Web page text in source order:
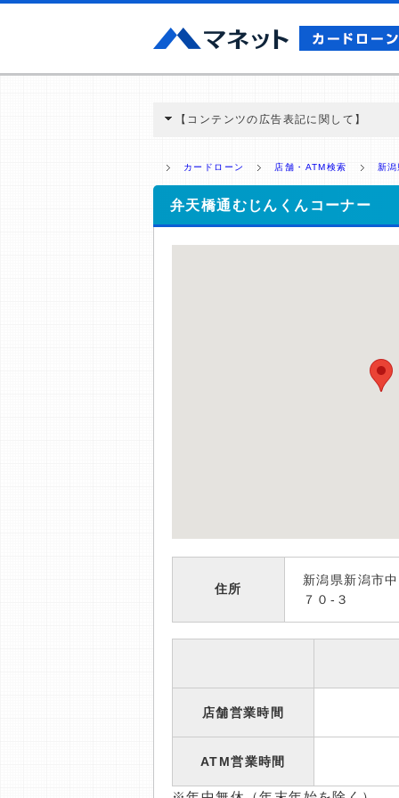
【コンテンツの広告表記に関して】
ミ収集などに基づき、公平性を担保した情
>提携企業一覧
カードローン 店舗・ATM検索 新
弁天橋通むじんくんコーナー
住所
新潟県新潟市
７０-３
店舗営業時間
ATM営業時間